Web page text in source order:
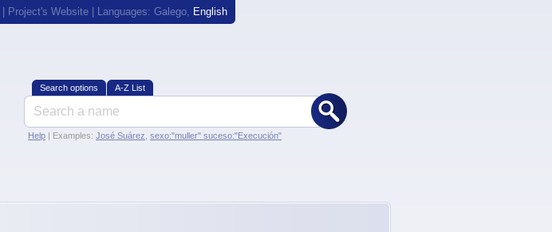
Project's Website | Languages: Galego, English
Search options A-Z List
Help | Examples: José Suárez sexo:"muller" suceso:"Execución"